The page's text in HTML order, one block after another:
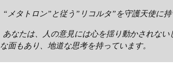
“メタトロン”と従う”リコルタ”を守護天使に
あなたは、人の意見には心を揺り動かされな
な面もあり、地道な思考を持っています。